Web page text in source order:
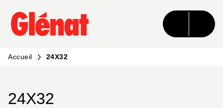
MENU RECHERCHE CONTENU
PIED DE PAGE
Accueil 24X32
24X32